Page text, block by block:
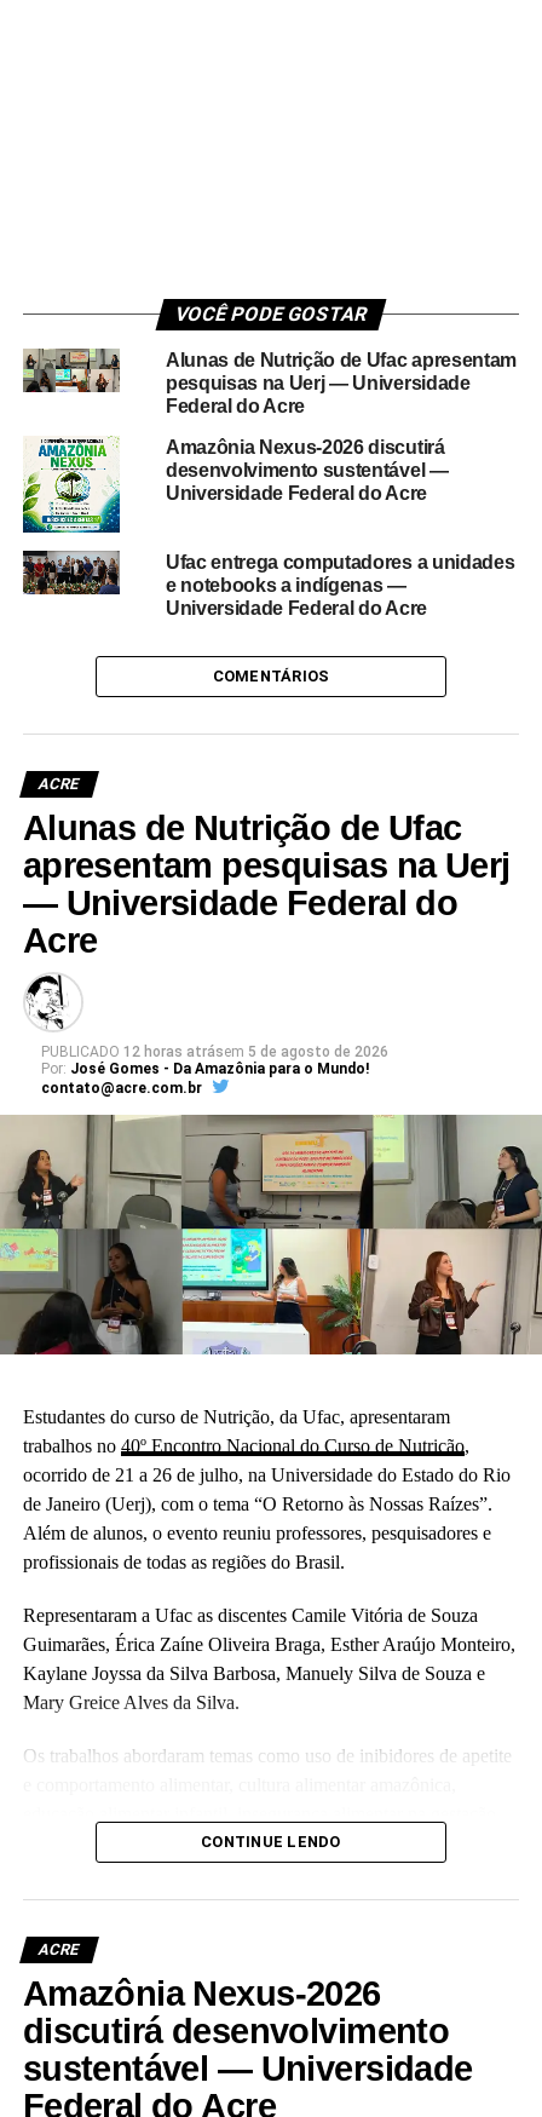
VOCÊ PODE GOSTAR
Alunas de Nutrição de Ufac apresentam
pesquisas na Uerj — Universidade
Federal do Acre
Amazônia Nexus-2026 discutirá
desenvolvimento sustentável —
Universidade Federal do Acre
Ufac entrega computadores a unidades
e notebooks a indígenas —
Universidade Federal do Acre
COMENTÁRIOS
ACRE
Alunas de Nutrição de Ufac
apresentam pesquisas na Uerj
— Universidade Federal do
Acre
PUBLICADO 12 horas atrásem 5 de agosto de 2026
Por: José Gomes - Da Amazônia para o Mundo!
contato@acre.com.br
Estudantes do curso de Nutrição, da Ufac, apresentaram
trabalhos no 40º Encontro Nacional do Curso de Nutrição,
ocorrido de 21 a 26 de julho, na Universidade do Estado do Rio
de Janeiro (Uerj), com o tema “O Retorno às Nossas Raízes”.
Além de alunos, o evento reuniu professores, pesquisadores e
profissionais de todas as regiões do Brasil.
Representaram a Ufac as discentes Camile Vitória de Souza
Guimarães, Érica Zaíne Oliveira Braga, Esther Araújo Monteiro,
Kaylane Joyssa da Silva Barbosa, Manuely Silva de Souza e
Mary Greice Alves da Silva.
Os trabalhos abordaram temas como uso de inibidores de apetite
nutrição comportamental e exercício intuitivo no tratamento de
promoção da segurança alimentar e nutricional.
As pesquisas foram desenvolvidas de forma conjunta no âmbito
do Programa de Pesquisa, Estudo e Extensão em Nutrição,
Alimentação e Comportamento Alimentar, coordenado pela
professora Tamires Alcântara Dourado Gomes Machado; do
grupo estudos em Economia, Finanças, Política e Segurança
Alimentar e Nutricional, coordenado pela professora Graziela
CONTINUE LENDO
ACRE
Amazônia Nexus-2026
discutirá desenvolvimento
sustentável — Universidade
Federal do Acre